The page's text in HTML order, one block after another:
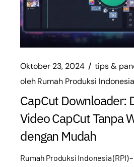
Oktober 23, 2024
tips &
olehRumah Produksi Indonesia
CapCut Downloader:
Video CapCut Tanpa
dengan Mudah
Rumah Produksi Indonesia (RPI)